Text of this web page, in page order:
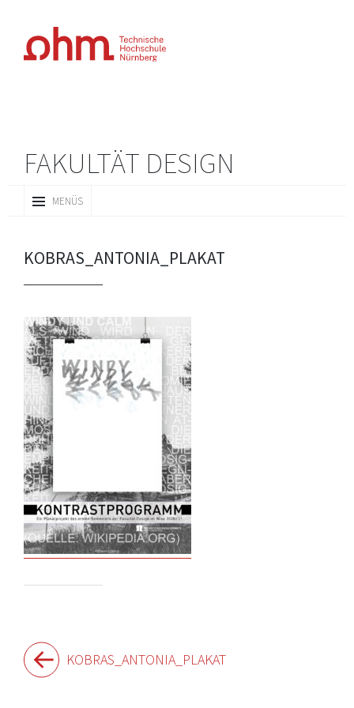
FAKULTÄT DESIGN
MENÜS
INHALT
KOBRAS_ANTONIA_PLAKAT
Beitragsnavigation
KOBRAS_ANTONIA_PLAKAT